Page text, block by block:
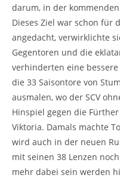
darum, in der
Dieses Ziel war schon für
angedacht, verwirklichte
Gegentoren und die
verhinderten eine
die 33 Saisontore von
ausmalen, wo der SCV
Hinspiel gegen die
Viktoria. Damals machte
wird auch in der neuen
mit seinen 38 Lenzen
mehr dabei sein werden